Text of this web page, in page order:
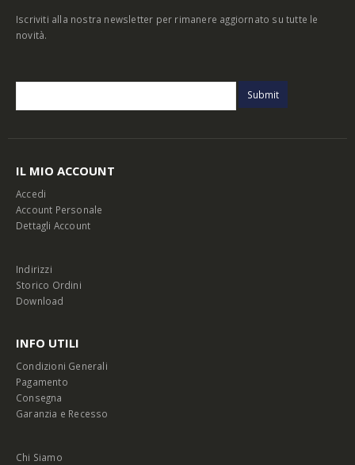
Iscriviti alla nostra newsletter per rimanere aggiornato su tutte le
novità.
IL MIO ACCOUNT
Accedi
Account Personale
Dettagli Account
Indirizzi
Storico Ordini
Download
INFO UTILI
Condizioni Generali
Pagamento
Consegna
Garanzia e Recesso
Chi Siamo